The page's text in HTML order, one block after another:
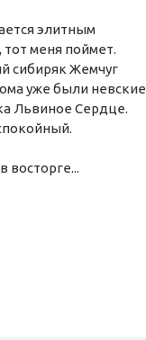
элитным
меня поймет.
сибиряк Жемчуг
уже были невские
Львиное Сердце.
восторге...